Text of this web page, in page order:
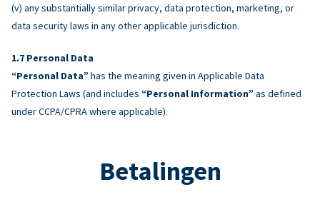
(v) any substantially similar privacy, data protection, marketing, or
data security laws in any other applicable jurisdiction.
Personal Data
“Personal Data” has the meaning given in Applicable Data
Protection Laws (and includes “Personal Information” as defined
under CCPA/CPRA where applicable).
Betalingen